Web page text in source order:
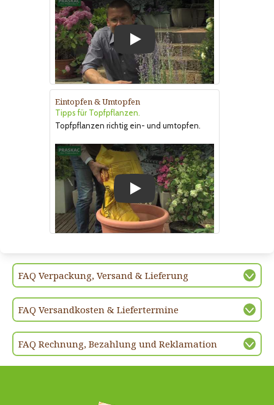
Eintopfen & Umtopfen
Tipps für Topfpflanzen.
Topfpflanzen richtig ein- und umtopfen.
FAQ Verpackung, Versand & Lieferung
FAQ Versandkosten & Liefertermine
FAQ Rechnung, Bezahlung und Reklamation